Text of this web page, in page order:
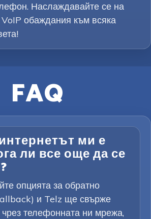
Наслаждавайте се на
VoIP обаждания към всяка
FAQ
ми е
ли все още да се
опцията за обратно
и Telz ще свърже
чрез телефонната ни мрежа,